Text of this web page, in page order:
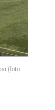
(foto